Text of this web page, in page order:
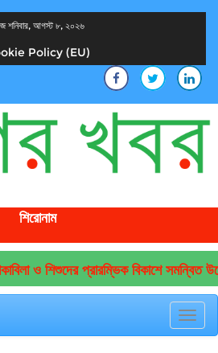
শনিবার, আগস্ট ৮, ২০২৬
Policy (EU)
শিরোনাম
ও শিশুদের প্রারম্ভিক বিকাশে সমন্বিত